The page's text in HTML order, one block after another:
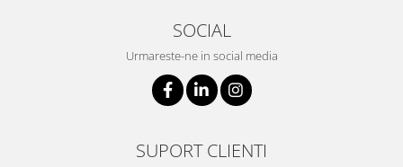
SOCIAL
Urmareste-ne in social media
SUPORT CLIENTI